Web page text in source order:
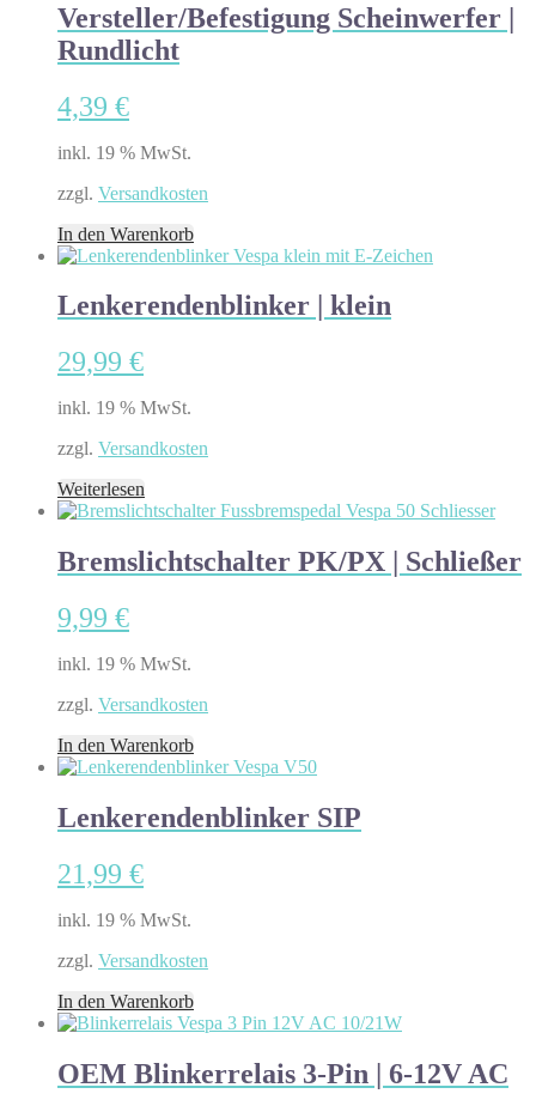
Versteller/Befestigung Scheinwerfer |
Rundlicht
4,39 €
inkl. 19 % MwSt.
zzgl. Versandkosten
In den Warenkorb
Lenkerendenblinker | klein
29,99 €
inkl. 19 % MwSt.
zzgl. Versandkosten
Weiterlesen
Bremslichtschalter PK/PX | Schließer
9,99 €
inkl. 19 % MwSt.
zzgl. Versandkosten
In den Warenkorb
Lenkerendenblinker SIP
21,99 €
inkl. 19 % MwSt.
zzgl. Versandkosten
In den Warenkorb
OEM Blinkerrelais 3-Pin | 6-12V AC